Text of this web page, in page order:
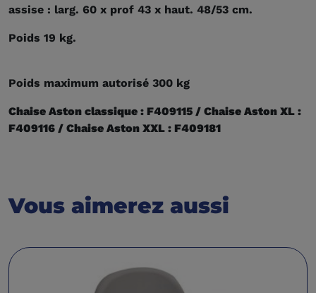
assise : larg. 60 x prof 43 x haut. 48/53 cm.
Poids 19 kg.
Poids maximum autorisé 300 kg
Chaise Aston classique : F409115 / Chaise Aston XL :
F409116 / Chaise Aston XXL : F409181
Vous aimerez aussi